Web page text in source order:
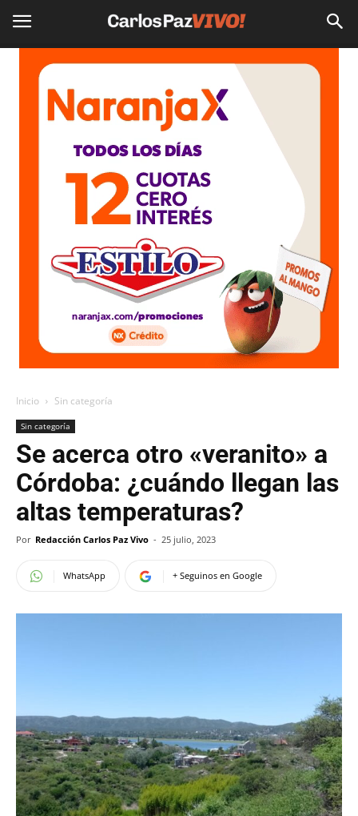
Inicio Sin categoría
Sin categoría
Se acerca otro «veranito» a
Córdoba: ¿cuándo llegan las
altas temperaturas?
Por Redacción Carlos Paz Vivo - 25 julio, 2023
WhatsApp + Seguinos en Google